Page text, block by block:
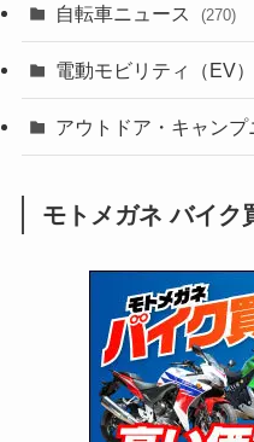
(639)
(118)
(60)
(31)
(51)
(34)
(5)
(38)
(24)
(16)
(25)
(24)
(249)
(64)
(16)
(62)
(4)
(306)
(1,226)
(12)
(131)
(38)
(167)
(85)
(171)
(66)
(1,142)
(415)
(186)
(137)
(74) (126)
(170)
自転車ニュース (270)
(54)
電動モビリティ（EV
アウトドア・キャンプ
モトメガネ バイク